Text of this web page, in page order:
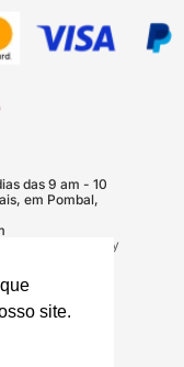
site.
das 9 am - 10
em Pombal,
tecnologia Shopify